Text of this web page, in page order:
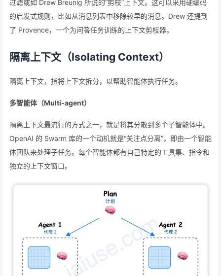
过滤或如 Drew Breunig 所说的“剪枝”上下文。这可以采用硬编码
的启发式规则，比如从消息列表中移除较早的消息。Drew 还提到
了 Provence，一个为问答任务训练的上下文剪枝器。
隔离上下文（Isolating Context）
隔离上下文，指将上下文拆分，以帮助智能体执行任务。
多智能体（Multi-agent）
隔离上下文最流行的方式之一，就是将其分散到多个子智能体中。
OpenAI 的 Swarm 库的一个动机就是“关注点分离”，即由一个智能
体团队来处理子任务。每个智能体都有自己特定的工具集、指令和
独立的上下文窗口。